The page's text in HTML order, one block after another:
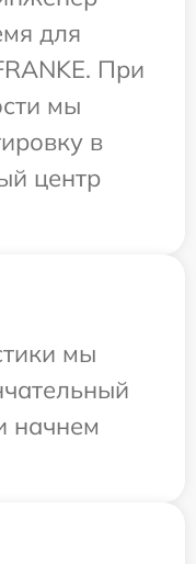
для
При
мы
в
центр
мы
начнем